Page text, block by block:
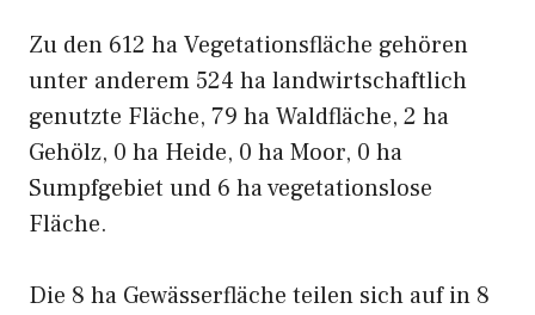
Zu den 612 ha Vegetationsfläche gehören
unter anderem 524 ha landwirtschaftlich
genutzte Fläche, 79 ha Waldfläche, 2 ha
Gehölz, 0 ha Heide, 0 ha Moor, 0 ha
Sumpfgebiet und 6 ha vegetationslose
Fläche.
Die 8 ha Gewässerfläche teilen sich auf in 8